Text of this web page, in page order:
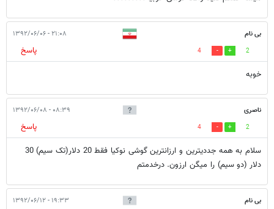
بی نام ۲۱:۰۸ - ۱۳۹۲/۰۶/۰۶
2
4
پاسخ
خوبه
ناصری ۰۸:۳۹ - ۱۳۹۲/۰۶/۰۸
2
4
پاسخ
سلام به همه جددیترین و ارزانترین گوشی نوکیا فقط 20 دلار(تک سیم) 30
دلار (دو سیم) را میگن ارزون. درخدمتم
بی نام ۱۹:۳۳ - ۱۳۹۲/۰۶/۱۲